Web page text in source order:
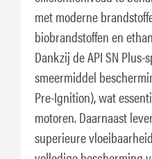
met moderne
biobrandstoffen en
Dankzij de API SN
smeermiddel
Pre-Ignition), wat
motoren. Daarnaast
superieure